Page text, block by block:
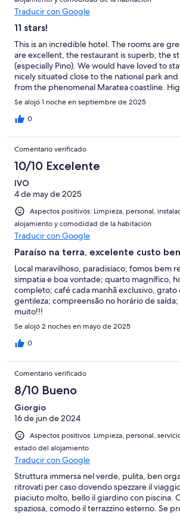
Traducir con Google
11 stars!
This is an incredible hotel. The rooms are
are excellent, the restaurant is superb, the
(especially Pino). We would have loved to
nicely situated close to the national park
from the phenomenal Maratea coastline.
Se alojó 1 noche en septiembre de 2025
0
Comentario verificado
10/10 Excelente
IVO
4 de may de 2025
Aspectos positivos: Limpieza, personal,
alojamiento y comodidad de la habitación
Traducir con Google
Paraíso na terra, excelente custo
Local maravilhoso, paradisíaco; fomos bem
simpatia e boa vontade; quarto magnífico,
completo; café cada manhã exclusivo, grato
gentileza; compreensão no horário de
muito!!!
Se alojó 2 noches en mayo de 2025
0
Comentario verificado
8/10 Bueno
Giorgio
16 de jun de 2024
Aspectos positivos: Limpieza, personal,
estado del alojamiento
Traducir con Google
Struttura immersa nel verde, pulita, ben
ritrovati per caso dovendo spezzare il
piaciuto molto, bello il giardino con piscina.
spaziosa, comodo il terrazzino esterno. Se